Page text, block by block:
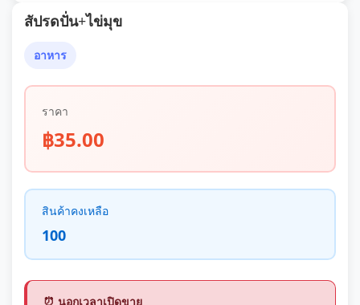
สัปรดปั่น+ไข่มุข
อาหาร
ราคา
฿35.00
สินค้าคงเหลือ
100
⏰ นอกเวลาเปิดขาย